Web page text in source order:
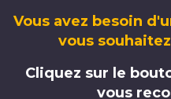
Vous avez besoin
vous
Cliquez sur le
vous